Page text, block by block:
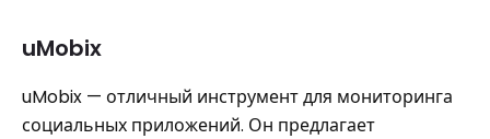
uMobix
uMobix — отличный инструмент для мониторинга
социальных приложений. Он предлагает